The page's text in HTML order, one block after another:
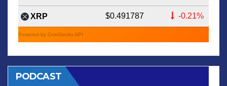
XRP $0.491787 -0.21%
Powered by CoinGecko API
PODCAST